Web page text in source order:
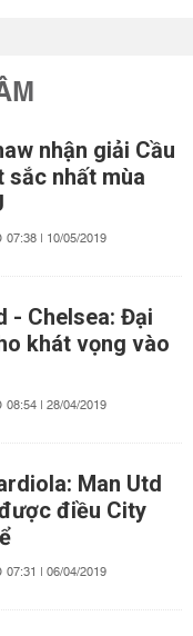
nhận giải Cầu
sắc nhất mùa
07:38 | 10/05/2019
- Chelsea: Đại
khát vọng vào
08:54 | 28/04/2019
Man Utd
điều City
07:31 | 06/04/2019